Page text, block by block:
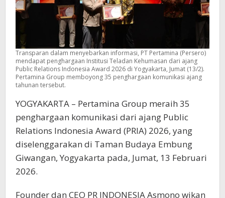
Transparan dalam menyebarkan informasi, PT Pertamina (Persero)
mendapat penghargaan Institusi Teladan Kehumasan dari ajang
Public Relations Indonesia Award 2026 di Yogyakarta, Jumat (13/2).
Pertamina Group memboyong 35 penghargaan komunikasi ajang
tahunan tersebut.
YOGYAKARTA – Pertamina Group meraih 35
penghargaan komunikasi dari ajang Public
Relations Indonesia Award (PRIA) 2026, yang
diselenggarakan di Taman Budaya Embung
Giwangan, Yogyakarta pada, Jumat, 13 Februari
2026.
Founder dan CEO PR INDONESIA Asmono wikan